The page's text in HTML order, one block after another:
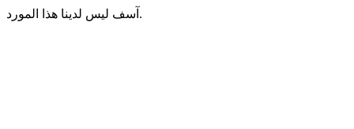
آسف ليس لدينا هذا المورد.